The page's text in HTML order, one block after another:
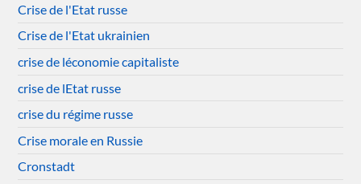
Crise de l'Etat russe
Crise de l'Etat ukrainien
crise de léconomie capitaliste
crise de lEtat russe
crise du régime russe
Crise morale en Russie
Cronstadt